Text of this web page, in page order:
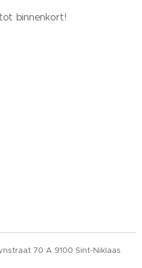
binnenkort!
70 A 9100 Sint-Niklaas